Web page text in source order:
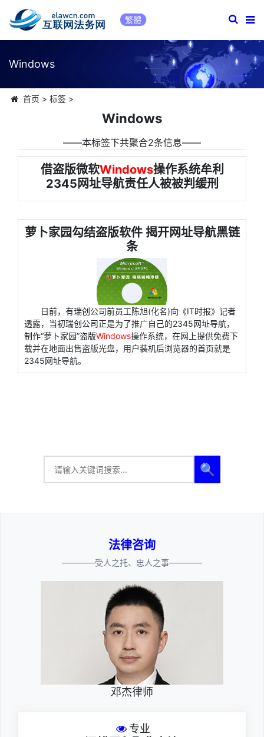
繁體
Windows
首页 > 标签>
Windows
――本标签下共聚合2条信息――
借盗版微软Windows操作系统牟利
2345网址导航责任人被被判缓刑
萝卜家园勾结盗版软件 揭开网址导航黑链
条
日前，有瑞创公司前员工陈旭(化名)向《IT时报》记者
透露，当初瑞创公司正是为了推广自己的2345网址导航，
制作“萝卜家园”盗版Windows操作系统，在网上提供免费下
载并在地面出售盗版光盘，用户装机后浏览器的首页就是
2345网址导航。
🔍
法律咨询
————受人之托、忠人之事————
邓杰律师
专业